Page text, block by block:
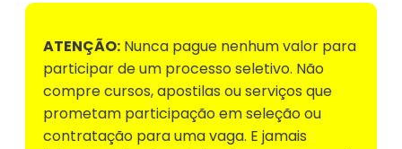
ATENÇÃO: Nunca pague nenhum valor para
participar de um processo seletivo. Não
compre cursos, apostilas ou serviços que
prometam participação em seleção ou
contratação para uma vaga. E jamais